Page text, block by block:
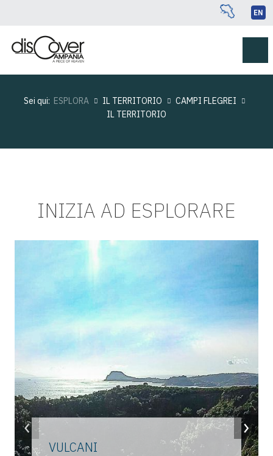
EN
Sei qui: ESPLORA IL TERRITORIO
CAMPI FLEGREI
IL TERRITORIO
INIZIA AD ESPLORARE
VULCANI
‹ ›